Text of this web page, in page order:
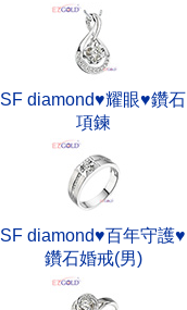
SF diamond♥耀眼♥鑽石
項鍊
SF diamond♥百年守護♥
鑽石婚戒(男)